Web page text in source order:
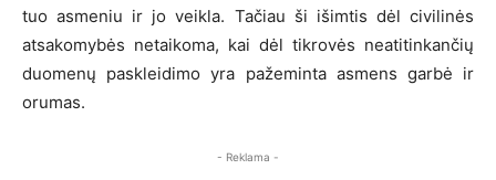
tuo asmeniu ir jo veikla. Tačiau ši išimtis dėl civilinės
atsakomybės netaikoma, kai dėl tikrovės neatitinkančių
duomenų paskleidimo yra pažeminta asmens garbė ir
orumas.
- Reklama -